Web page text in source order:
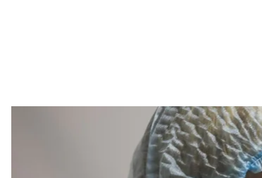
Медсестра готовит шприц с вакциной CoronaVac для
По данным ВОЗ, сегодня в мире
в различных странах находятся 287